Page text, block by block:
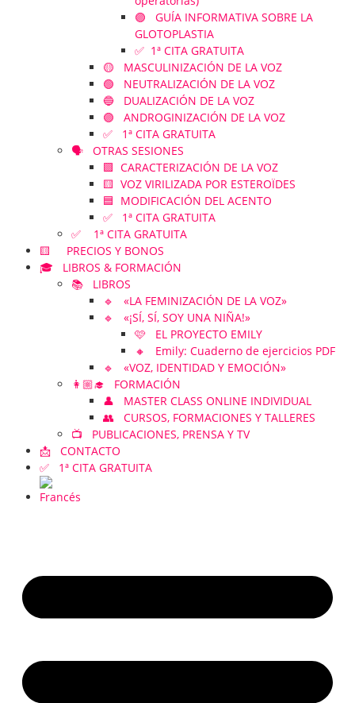
🟣 GUÍA INFORMATIVA SOBRE LA
GLOTOPLASTIA
✅ 1ª CITA GRATUITA
🟡 MASCULINIZACIÓN DE LA VOZ
🟢 NEUTRALIZACIÓN DE LA VOZ
🔵 DUALIZACIÓN DE LA VOZ
🟣 ANDROGINIZACIÓN DE LA VOZ
✅ 1ª CITA GRATUITA
🗣️ OTRAS SESIONES
🟪 CARACTERIZACIÓN DE LA VOZ
🟨 VOZ VIRILIZADA POR ESTEROÏDES
🟦 MODIFICACIÓN DEL ACENTO
✅ 1ª CITA GRATUITA
✅ 1ª CITA GRATUITA
🟨 PRECIOS Y BONOS
🎓 LIBROS & FORMACIÓN
📚 LIBROS
🔹 «LA FEMINIZACIÓN DE LA VOZ»
🔹 «¡SÍ, SÍ, SOY UNA NIÑA!»
🩷 EL PROYECTO EMILY
🔸 Emily: Cuaderno de ejercicios PDF
🔹 «VOZ, IDENTIDAD Y EMOCIÓN»
👩🏼‍🎓 FORMACIÓN
👤 MASTER CLASS ONLINE INDIVIDUAL
👥 CURSOS, FORMACIONES Y TALLERES
📺 PUBLICACIONES, PRENSA Y TV
📩 CONTACTO
✅ 1ª CITA GRATUITA